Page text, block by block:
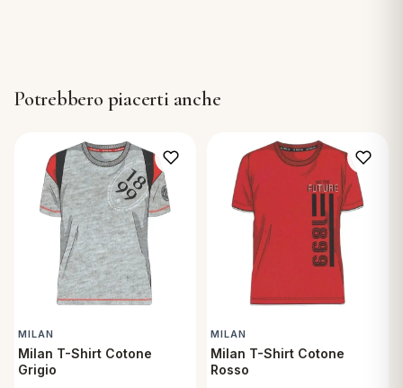
Potrebbero piacerti anche
MILAN
Milan T-Shirt Cotone
Grigio
MILAN
Milan T-Shirt Cotone
Rosso